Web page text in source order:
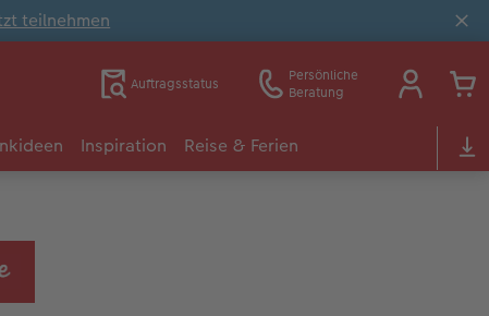
teilnehmen
Auftragsstatus
Persönliche
Beratung
Inspiration Reise & Ferien